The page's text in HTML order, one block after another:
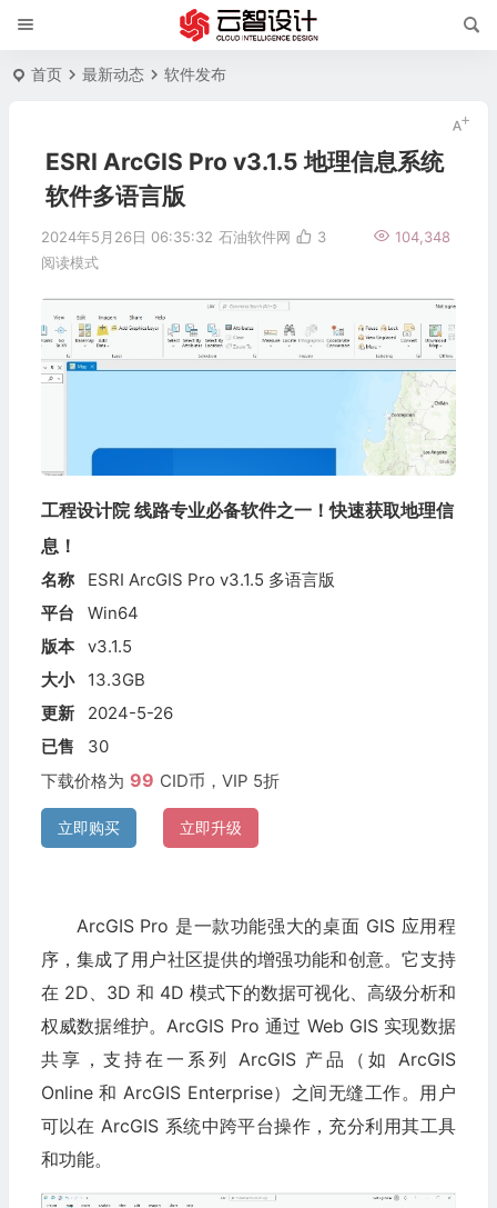
首页 最新动态 软件发布
ESRI ArcGIS Pro v3.1.5 地理信息系统
软件多语言版
2024年5月26日 06:35:32 石油软件网 104,348
3
阅读模式
工程设计院 线路专业必备软件之一！快速获取地理信
息！
名称
ESRI ArcGIS Pro v3.1.5 多语言版
平台
Win64
版本
v3.1.5
大小
13.3GB
更新
2024-5-26
已售
30
下载价格为 99 CID币，VIP 5折
立即升级
立即购买
ArcGIS Pro 是一款功能强大的桌面 GIS 应用程
序，集成了用户社区提供的增强功能和创意。它支持
在 2D、3D 和 4D 模式下的数据可视化、高级分析和
权威数据维护。ArcGIS Pro 通过 Web GIS 实现数据
共享，支持在一系列 ArcGIS 产品（如 ArcGIS
Online 和 ArcGIS Enterprise）之间无缝工作。用户
可以在 ArcGIS 系统中跨平台操作，充分利用其工具
和功能。